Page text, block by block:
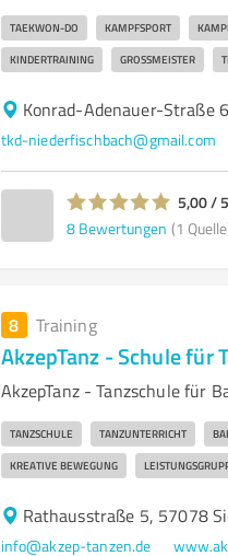
TAEKWON-DO KAMPFSPORT
KINDERTRAINING GROSSMEISTER
Konrad-Adenauer-Straße
tkd-niederfischbach@gmail.com
5,00 /
8 Bewertungen (1
8 Training
AkzepTanz - Schule für
AkzepTanz - Tanzschule für
TANZSCHULE TANZUNTERRICHT
KREATIVE BEWEGUNG
Rathausstraße 5, 57078
info@akzep-tanzen.de